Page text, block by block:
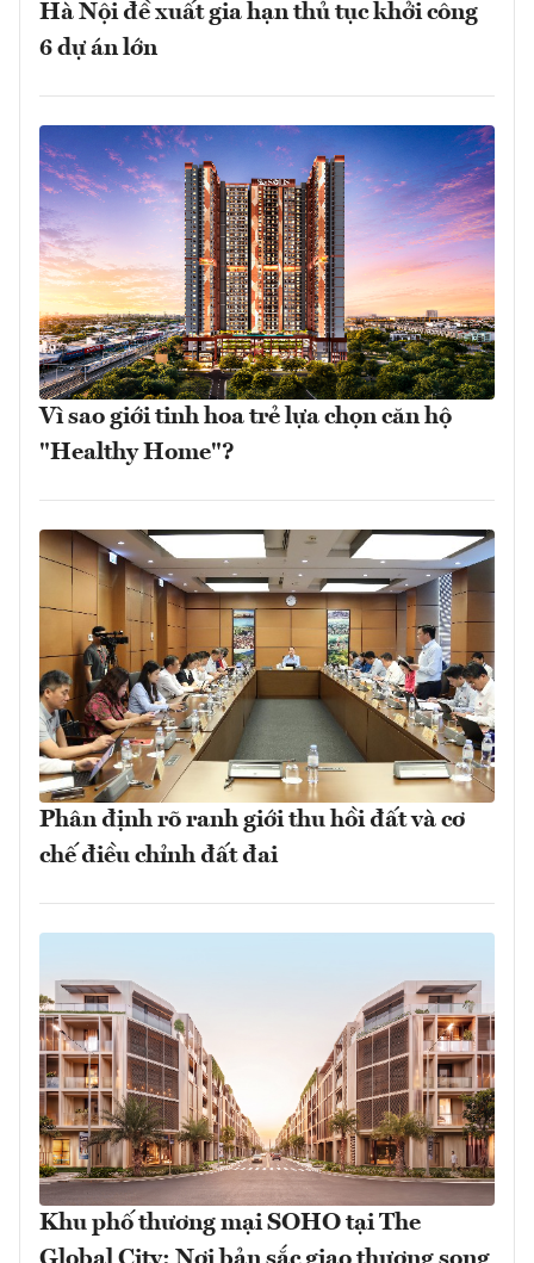
Hà Nội đề xuất gia hạn thủ tục khởi công
6 dự án lớn
Vì sao giới tinh hoa trẻ lựa chọn căn hộ
"Healthy Home"?
Phân định rõ ranh giới thu hồi đất và cơ
chế điều chỉnh đất đai
Khu phố thương mại SOHO tại The